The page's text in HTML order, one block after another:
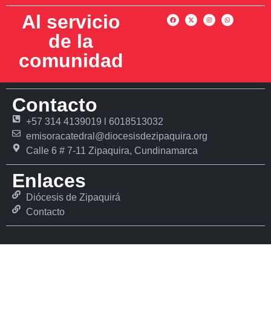
Al servicio
de la
comunidad
Contacto
+57 314 4139019 l 6018513032
emisoracatedral@diocesisdezipaquira.org
Calle 6 # 7-11 Zipaquira, Cundinamarca
Enlaces
Diócesis de Zipaquirá
Contacto